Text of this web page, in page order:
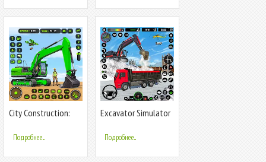
City Construction:
Подробнее...
Excavator Simulator
Подробнее...